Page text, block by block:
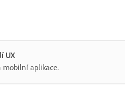
UX
mobilní aplikace.